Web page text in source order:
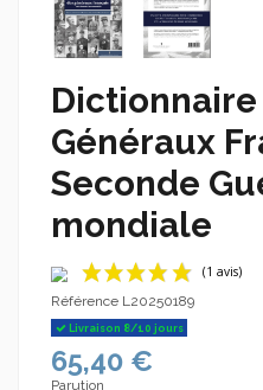
Dictionnaire
Généraux
Seconde
mondiale
Référence L20250189
Livraison 8/10 jours
65,40 €
Parution